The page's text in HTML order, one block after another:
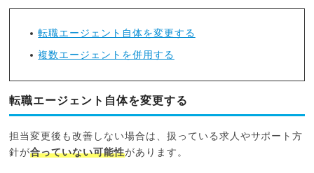
転職エージェント自体を変更する
複数エージェントを併用する
転職エージェント自体を変更する
担当変更後も改善しない場合は、扱っている求人やサポート方
針が合っていない可能性があります。